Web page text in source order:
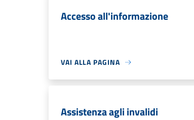
Accesso all'informazione
VAI ALLA PAGINA
Assistenza agli invalidi